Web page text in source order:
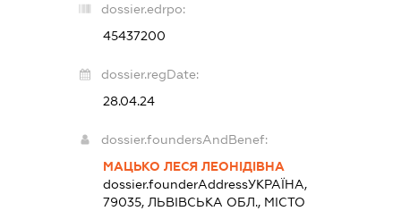
dossier.edrpo:
45437200
dossier.regDate:
28.04.24
dossier.foundersAndBenef:
МАЦЬКО ЛЕСЯ ЛЕОНІДІВНА
dossier.founderAddressУКРАЇНА,
79035, ЛЬВІВСЬКА ОБЛ., МІСТО